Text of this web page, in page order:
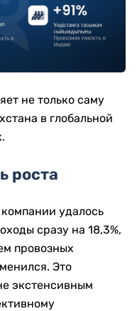
не только саму
в глобальной
роста
удалось
сразу на 18,3%,
провозных
Это
экстенсивным